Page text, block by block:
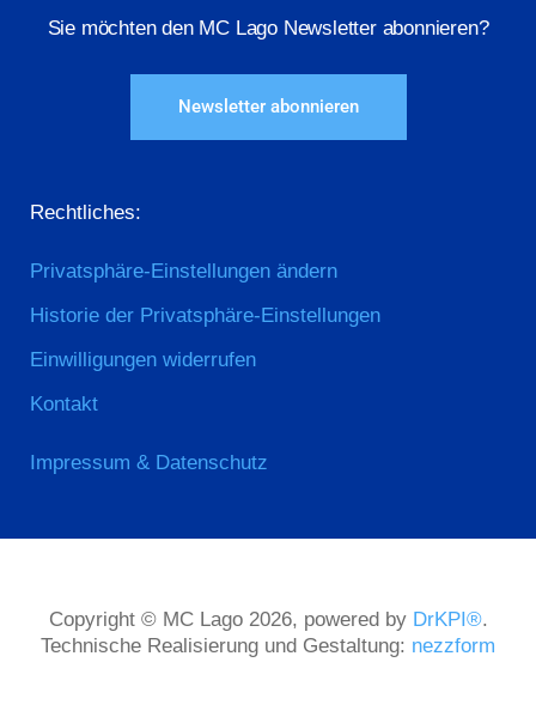
Sie möchten den MC Lago Newsletter abonnieren?
Newsletter abonnieren
Rechtliches:
Privatsphäre-Einstellungen ändern
Historie der Privatsphäre-Einstellungen
Einwilligungen widerrufen
Kontakt
Impressum & Datenschutz
Copyright © MC Lago 2026, powered by DrKPI®.
Technische Realisierung und Gestaltung: nezzform